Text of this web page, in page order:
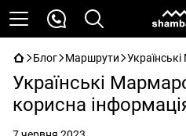
Блог Маршрути
Українські
корисна